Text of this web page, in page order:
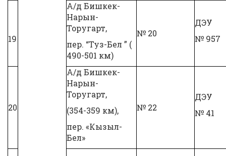
19
А/д Бишкек-
Нарын-
Торугарт,
пер. “Туз-Бел ” (
490-501 км)
№ 20
ДЭУ
№ 957
20
А/д Бишкек-
Нарын-
Торугарт,
(354-359 км),
пер. «Кызыл-
Бел»
№ 22
ДЭУ
№ 41